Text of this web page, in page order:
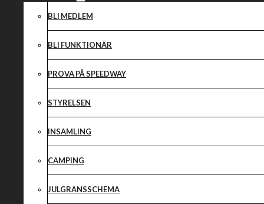
BLI MEDLEM
BLI FUNKTIONÄR
PROVA PÅ SPEEDWAY
STYRELSEN
INSAMLING
CAMPING
JULGRANSSCHEMA
ORDFÖRANDE